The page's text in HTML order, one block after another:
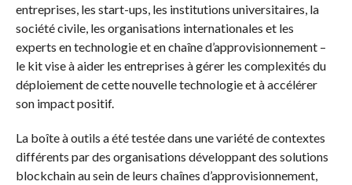
entreprises, les start-ups, les institutions universitaires, la
société civile, les organisations internationales et les
experts en technologie et en chaîne d’approvisionnement –
le kit vise à aider les entreprises à gérer les complexités du
déploiement de cette nouvelle technologie et à accélérer
son impact positif.
La boîte à outils a été testée dans une variété de contextes
différents par des organisations développant des solutions
blockchain au sein de leurs chaînes d’approvisionnement,